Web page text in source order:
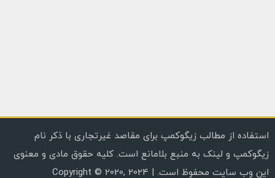
استفاده از مطالب زیگوکمپ برای مقاصد غیرتجاری با ذکر نام
زیگوکمپ و لینک به منبع بلامانع است. کلیه حقوق مادی و معنوی
این وب سایت محفوظ است. | Copyright © 2020, 2024